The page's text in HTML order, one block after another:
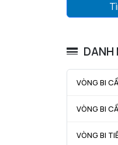
DANH
VÒNG BI
VÒNG BI
VÒNG BI